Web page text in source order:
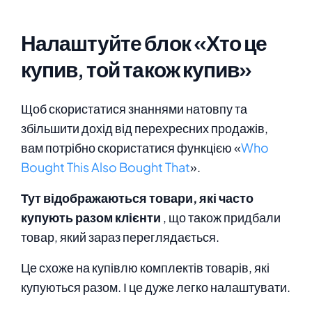
Налаштуйте блок «Хто це
купив, той також купив»
Щоб скористатися знаннями натовпу та
збільшити дохід від перехресних продажів,
вам потрібно скористатися функцією «Who
Bought This Also Bought That».
Тут відображаються товари, які часто
купують разом клієнти , що також придбали
товар, який зараз переглядається.
Це схоже на купівлю комплектів товарів, які
купуються разом. І це дуже легко налаштувати.